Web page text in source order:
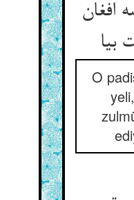
افغان
بیا
O